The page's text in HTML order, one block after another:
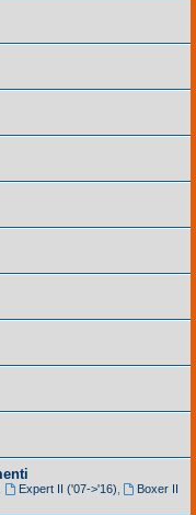
Expert II ('07->'16)
Boxer II